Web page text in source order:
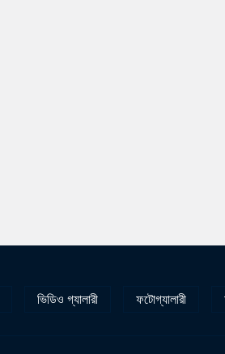
ভিডিও গ্যালারী ফটোগ্যালারী